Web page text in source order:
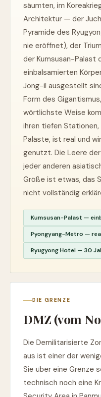
säumten, im
Architektur — der
Pyramide des
nie eröffnet), der
der Kumsusan-Palast
einbalsamierten
Jong-il ausgestellt
Form des
wörtlichste Weise
ihren tiefen Stationen,
Paläste, ist real und
genutzt. Die Leere der
jeder anderen
Größe ist etwas, das
nicht vollständig
Kumsusan-Palast —
Pyongyang-Metro —
Ryugyong Hotel — 30
DIE GRENZE
DMZ (vom
Die Demilitarisierte
aus ist einer der
Sie über eine Grenze
technisch noch eine